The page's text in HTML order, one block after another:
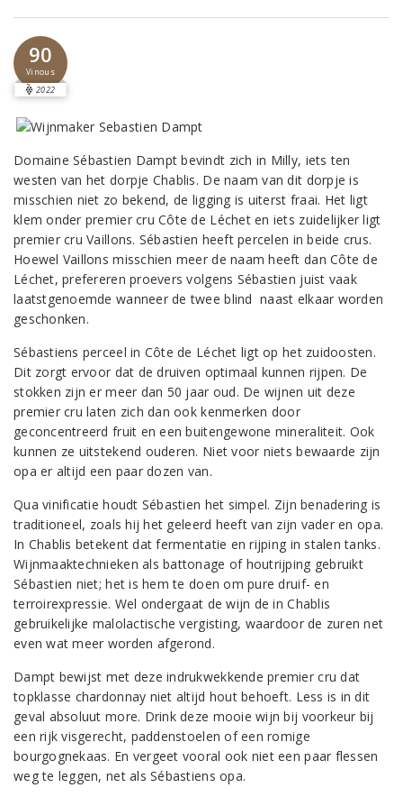
90
Vinous
2022
Domaine Sébastien Dampt bevindt zich in Milly, iets ten
westen van het dorpje Chablis. De naam van dit dorpje is
misschien niet zo bekend, de ligging is uiterst fraai. Het ligt
klem onder premier cru Côte de Léchet en iets zuidelijker ligt
premier cru Vaillons. Sébastien heeft percelen in beide crus.
Hoewel Vaillons misschien meer de naam heeft dan Côte de
Léchet, prefereren proevers volgens Sébastien juist vaak
laatstgenoemde wanneer de twee blind naast elkaar worden
geschonken.
Sébastiens perceel in Côte de Léchet ligt op het zuidoosten.
Dit zorgt ervoor dat de druiven optimaal kunnen rijpen. De
stokken zijn er meer dan 50 jaar oud. De wijnen uit deze
premier cru laten zich dan ook kenmerken door
geconcentreerd fruit en een buitengewone mineraliteit. Ook
kunnen ze uitstekend ouderen. Niet voor niets bewaarde zijn
opa er altijd een paar dozen van.
Qua vinificatie houdt Sébastien het simpel. Zijn benadering is
traditioneel, zoals hij het geleerd heeft van zijn vader en opa.
In Chablis betekent dat fermentatie en rijping in stalen tanks.
Wijnmaaktechnieken als battonage of houtrijping gebruikt
Sébastien niet; het is hem te doen om pure druif- en
terroirexpressie. Wel ondergaat de wijn de in Chablis
gebruikelijke malolactische vergisting, waardoor de zuren net
even wat meer worden afgerond.
Dampt bewijst met deze indrukwekkende premier cru dat
topklasse chardonnay niet altijd hout behoeft. Less is in dit
geval absoluut more. Drink deze mooie wijn bij voorkeur bij
een rijk visgerecht, paddenstoelen of een romige
bourgognekaas. En vergeet vooral ook niet een paar flessen
weg te leggen, net als Sébastiens opa.